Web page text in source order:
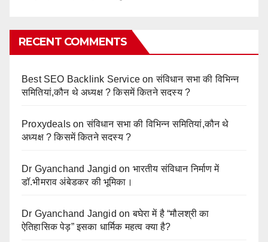
RECENT COMMENTS
Best SEO Backlink Service onसंविधान सभा की विभिन्न
समितियां,कौन थे अध्यक्ष ? किसमें कितने सदस्य ?
Proxydeals onसंविधान सभा की विभिन्न समितियां,कौन थे
अध्यक्ष ? किसमें कितने सदस्य ?
Dr Gyanchand Jangid on भारतीय संविधान निर्माण में
डॉ.भीमराव अंबेडकर की भूमिका।
Dr Gyanchand Jangid onबघेरा में है “मौलश्री का
ऐतिहासिक पेड़” इसका धार्मिक महत्व क्या है?